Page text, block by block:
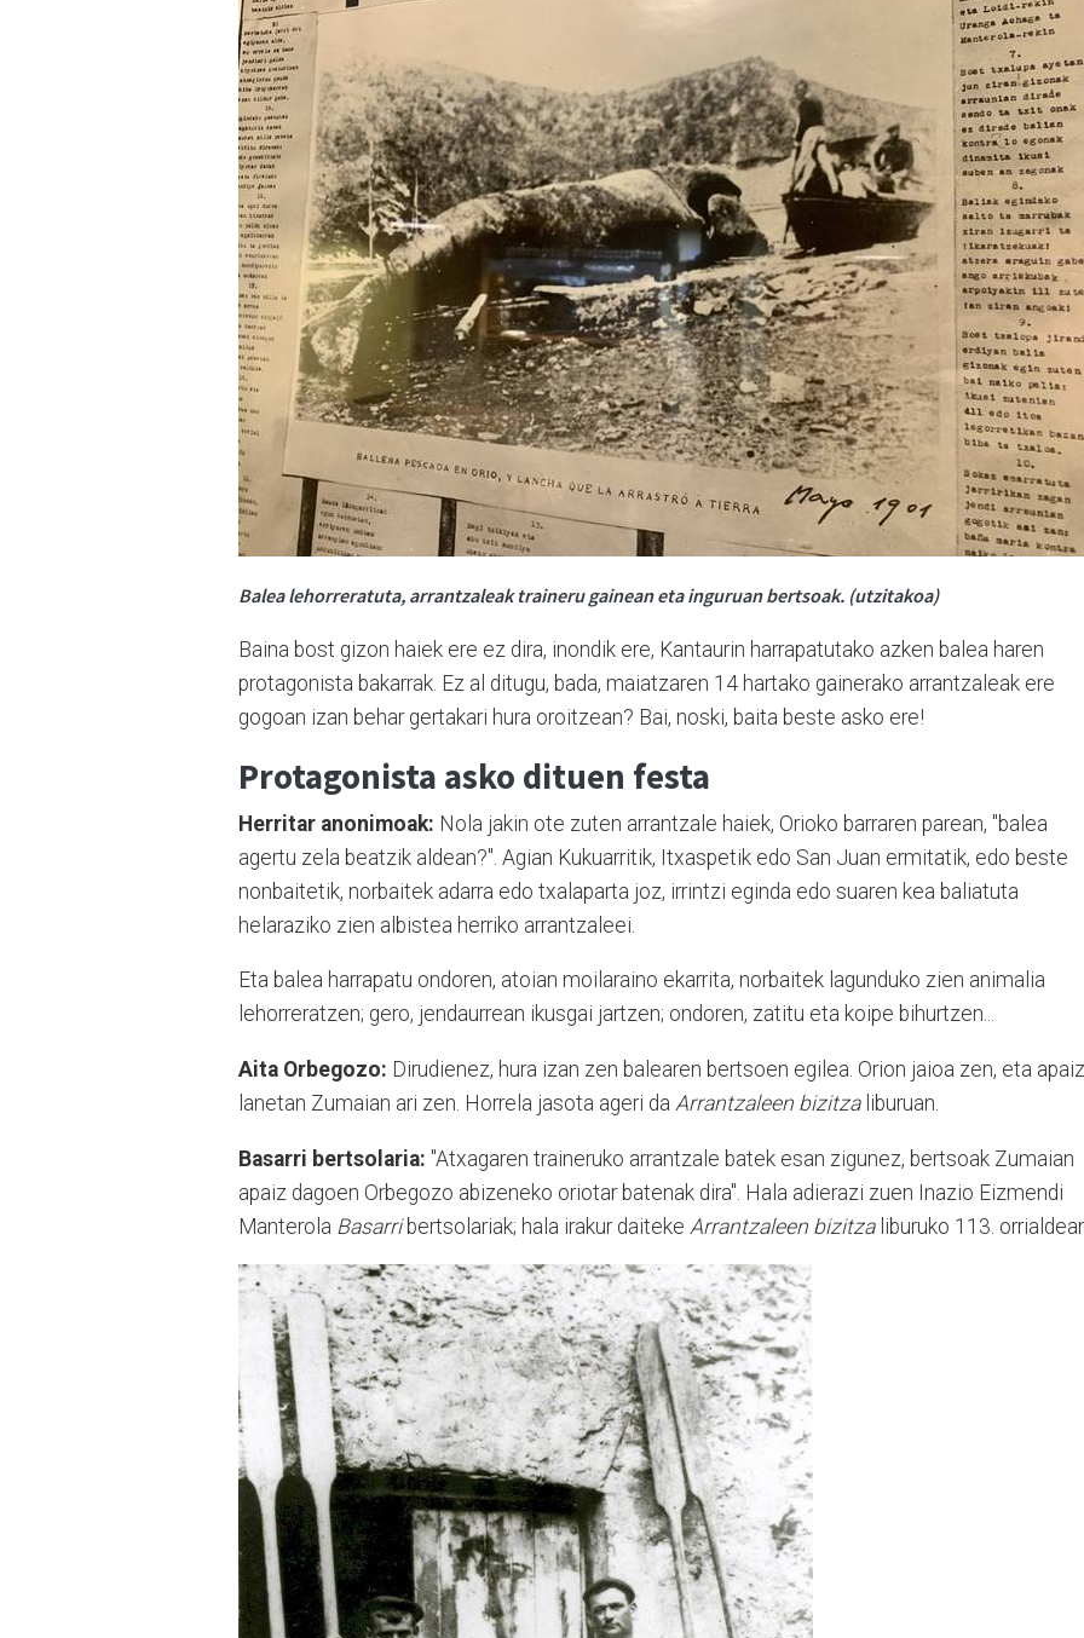
Balea lehorreratuta, arrantzaleak traineru gainean eta inguruan bertsoak. (utzitakoa)
Baina bost gizon haiek ere ez dira, inondik ere, Kantaurin harrapatutako azken balea haren
protagonista bakarrak. Ez al ditugu, bada, maiatzaren 14 hartako gainerako arrantzaleak ere
gogoan izan behar gertakari hura oroitzean? Bai, noski, baita beste asko ere!
Protagonista asko dituen festa
Herritar anonimoak: Nola jakin ote zuten arrantzale haiek, Orioko barraren parean, "balea
agertu zela beatzik aldean?". Agian Kukuarritik, Itxaspetik edo San Juan ermitatik, edo beste
nonbaitetik, norbaitek adarra edo txalaparta joz, irrintzi eginda edo suaren kea baliatuta
helaraziko zien albistea herriko arrantzaleei.
Eta balea harrapatu ondoren, atoian moilaraino ekarrita, norbaitek lagunduko zien animalia
lehorreratzen; gero, jendaurrean ikusgai jartzen; ondoren, zatitu eta koipe bihurtzen...
Aita Orbegozo: Dirudienez, hura izan zen balearen bertsoen egilea. Orion jaioa zen, eta apaiz
lanetan Zumaian ari zen. Horrela jasota ageri da Arrantzaleen bizitzaliburuan.
Basarri bertsolaria: "Atxagaren traineruko arrantzale batek esan zigunez, bertsoak Zumaian
apaiz dagoen Orbegozo abizeneko oriotar batenak dira". Hala adierazi zuen Inazio Eizmendi
Manterola Basarribertsolariak; hala irakur daiteke Arrantzaleen bizitzaliburuko 113.